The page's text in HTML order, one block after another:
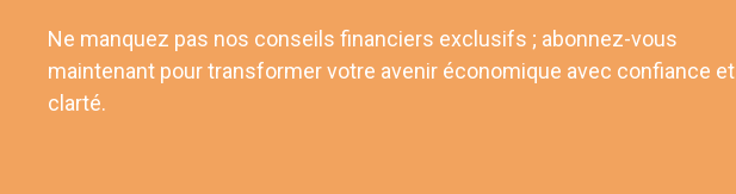
Ne manquez pas nos conseils financiers exclusifs ; abonnez-vous
maintenant pour transformer votre avenir économique avec confiance et
clarté.